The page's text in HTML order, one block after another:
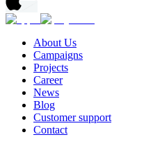
About Us
Campaigns
Projects
Career
News
Blog
Customer support
Contact